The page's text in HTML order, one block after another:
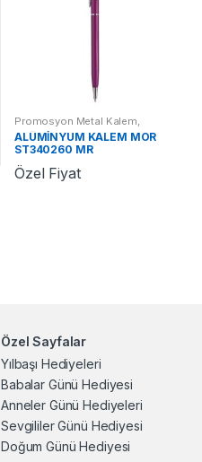
Promosyon Metal Kalem
Promosyon Kalemler
ALÜMİNYUM KALEM MOR
ST340260 MR
Özel Fiyat
Özel Sayfalar
Yılbaşı Hediyeleri
Babalar Günü Hediyesi
Anneler Günü Hediyeleri
Sevgililer Günü Hediyesi
Doğum Günü Hediyesi